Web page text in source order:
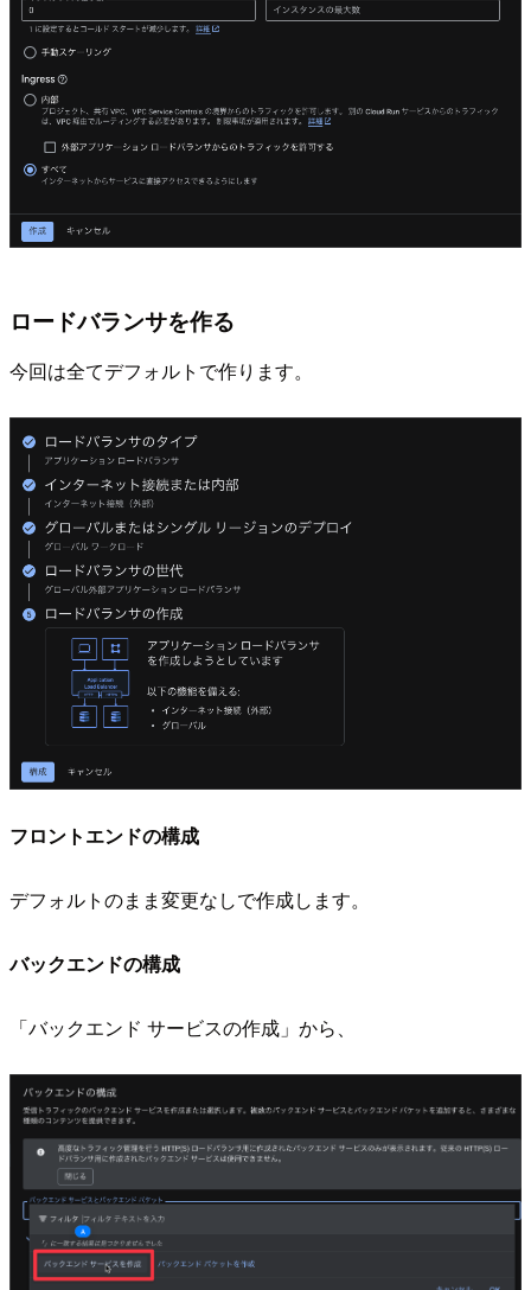
ロードバランサを作る
今回は全てデフォルトで作ります。
フロントエンドの構成
デフォルトのまま変更なしで作成します。
バックエンドの構成
「バックエンド サービスの作成」から、